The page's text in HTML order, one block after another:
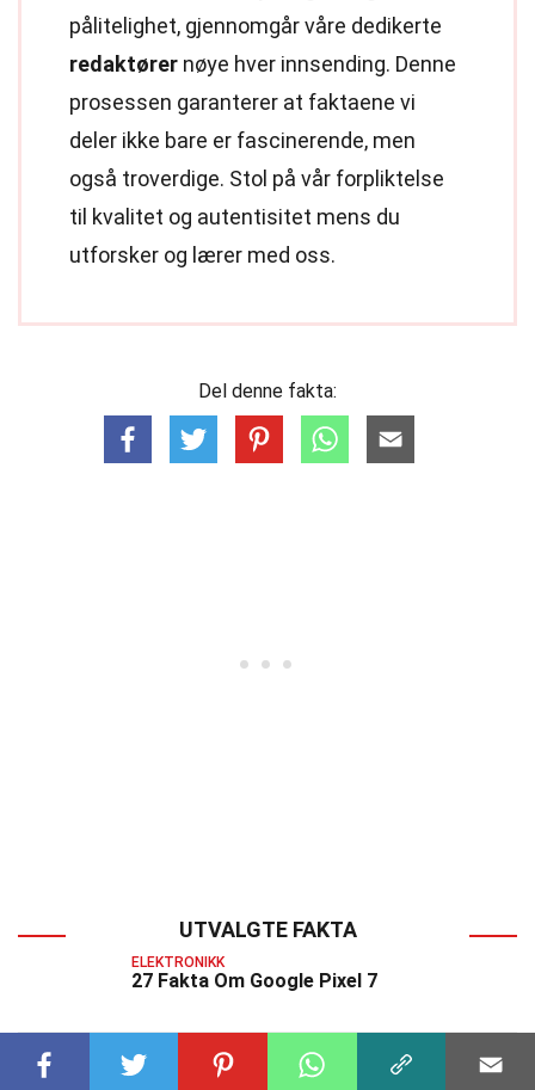
pålitelighet, gjennomgår våre dedikerte
redaktører nøye hver innsending. Denne
prosessen garanterer at faktaene vi
deler ikke bare er fascinerende, men
også troverdige. Stol på vår forpliktelse
til kvalitet og autentisitet mens du
utforsker og lærer med oss.
Del denne fakta:
UTVALGTE FAKTA
ELEKTRONIKK
27 Fakta Om Google Pixel 7
ELEKTRONIKK
32 Fakta Om Microsoft Surface Go 3